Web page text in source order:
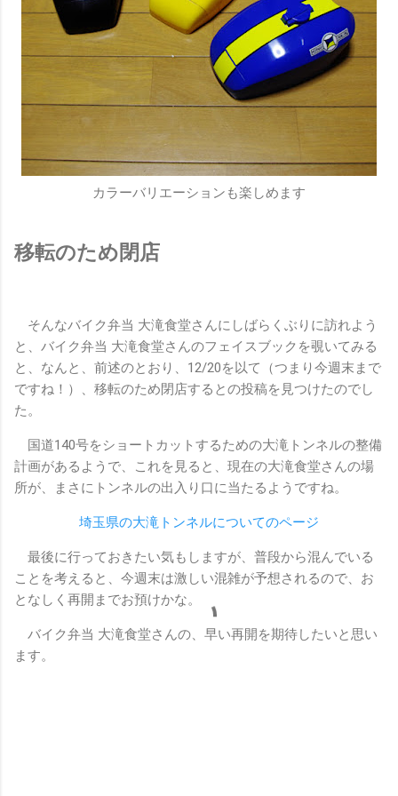
カラーバリエーションも楽しめます
移転のため閉店
そんなバイク弁当 大滝食堂さんにしばらくぶりに訪れよう
と、バイク弁当 大滝食堂さんのフェイスブックを覗いてみる
と、なんと、前述のとおり、12/20を以て（つまり今週末まで
ですね！）、移転のため閉店するとの投稿を見つけたのでし
た。
国道140号をショートカットするための大滝トンネルの整備
計画があるようで、これを見ると、現在の大滝食堂さんの場
所が、まさにトンネルの出入り口に当たるようですね。
埼玉県の大滝トンネルについてのページ
最後に行っておきたい気もしますが、普段から混んでいる
ことを考えると、今週末は激しい混雑が予想されるので、お
となしく再開までお預けかな。
バイク弁当 大滝食堂さんの、早い再開を期待したいと思い
ます。